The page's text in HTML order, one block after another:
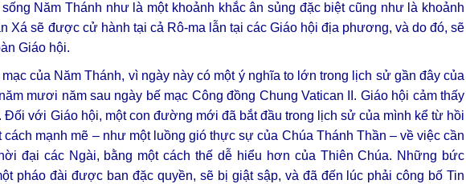
Năm Thánh như là một khoảnh khắc ân sủng đặc biệt cũng như là khoảnh
Xá sẽ được cử hành tại cả Rô-ma lẫn tại các Giáo hội địa phương, và do đó, sẽ
Giáo hội.
của Năm Thánh, vì ngày này có một ý nghĩa to lớn trong lịch sử gần đây của
mươi năm sau ngày bế mạc Công đồng Chung Vatican II. Giáo hội cảm thấy
với Giáo hội, một con đường mới đã bắt đầu trong lịch sử của mình kể từ hồi
mạnh mẽ – như một luồng gió thực sự của Chúa Thánh Thần – về việc cần
đại các Ngài, bằng một cách thế dễ hiểu hơn của Thiên Chúa. Những bức
pháo đài được ban đặc quyền, sẽ bị giật sập, và đã đến lúc phải công bố Tin